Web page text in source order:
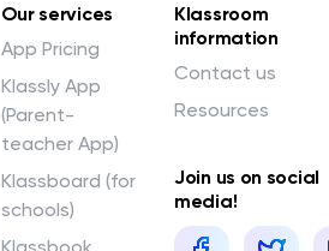
Our services
App Pricing
Klassly App
(Parent-
teacher App)
Klassboard (for
schools)
Klassbook
Klassroom
information
Contact us
Resources
Join us on social
media!